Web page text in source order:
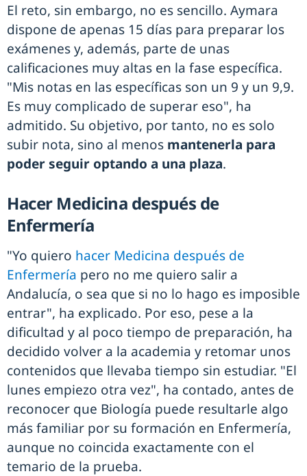
El reto, sin embargo, no es sencillo. Aymara
dispone de apenas 15 días para preparar los
exámenes y, además, parte de unas
calificaciones muy altas en la fase específica.
"Mis notas en las específicas son un 9 y un 9,9.
Es muy complicado de superar eso", ha
admitido. Su objetivo, por tanto, no es solo
subir nota, sino al menos mantenerla para
poder seguir optando a una plaza.
Hacer Medicina después de
Enfermería
"Yo quiero hacer Medicina después de
Enfermería pero no me quiero salir a
Andalucía, o sea que si no lo hago es imposible
entrar", ha explicado. Por eso, pese a la
dificultad y al poco tiempo de preparación, ha
decidido volver a la academia y retomar unos
contenidos que llevaba tiempo sin estudiar. "El
lunes empiezo otra vez", ha contado, antes de
reconocer que Biología puede resultarle algo
más familiar por su formación en Enfermería,
aunque no coincida exactamente con el
temario de la prueba.